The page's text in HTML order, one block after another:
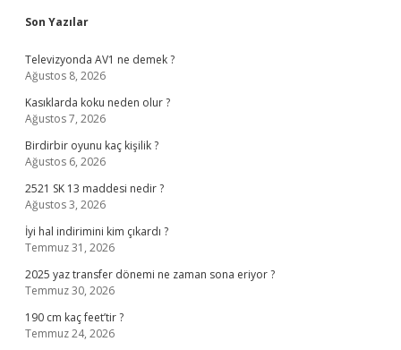
Sidebar
Son Yazılar
Televizyonda AV1 ne demek ?
Ağustos 8, 2026
Kasıklarda koku neden olur ?
Ağustos 7, 2026
Birdirbir oyunu kaç kişilik ?
Ağustos 6, 2026
2521 SK 13 maddesi nedir ?
Ağustos 3, 2026
İyi hal indirimini kim çıkardı ?
Temmuz 31, 2026
2025 yaz transfer dönemi ne zaman sona eriyor ?
Temmuz 30, 2026
190 cm kaç feet’tir ?
Temmuz 24, 2026